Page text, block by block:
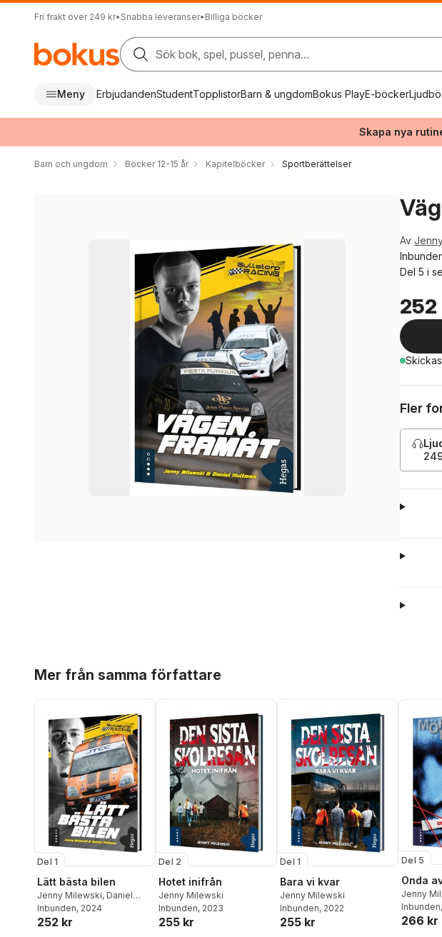
Fri frakt över 249 kr• Snabba leveranser• Billiga böcker
Sök bok, spel, pussel, penna...
Meny ErbjudandenStudentTopplistorBarn & ungdomBokus PlayE-böcker
Skapa nya
Barn och ungdom Böcker 12-15 år Kapitelböcker Sportberättelser
Av
Del 5 i
252
Skickas
Fler
Mer från samma författare
Del 1
Lätt bästa bilen
Jenny Milewski, Daniel
Hultman
Inbunden, 2024
252 kr
Del 2
Hotet inifrån
Jenny Milewski
Inbunden, 2023
255 kr
Del 1
Bara vi kvar
Jenny Milewski
Inbunden, 2022
255 kr
Del 5
Onda
Jenny
Inbunden
266 kr